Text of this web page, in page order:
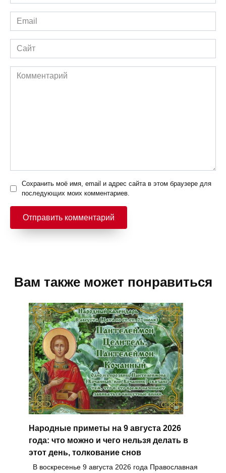
*
Email
*
Сайт
Комментарий
Сохранить моё имя, email и адрес сайта в этом браузере для
последующих моих комментариев.
Вам также может понравиться
Народные приметы на 9 августа 2026
года: что можно и чего нельзя делать в
этот день, толкование снов
В воскресенье 9 августа 2026 года Православная